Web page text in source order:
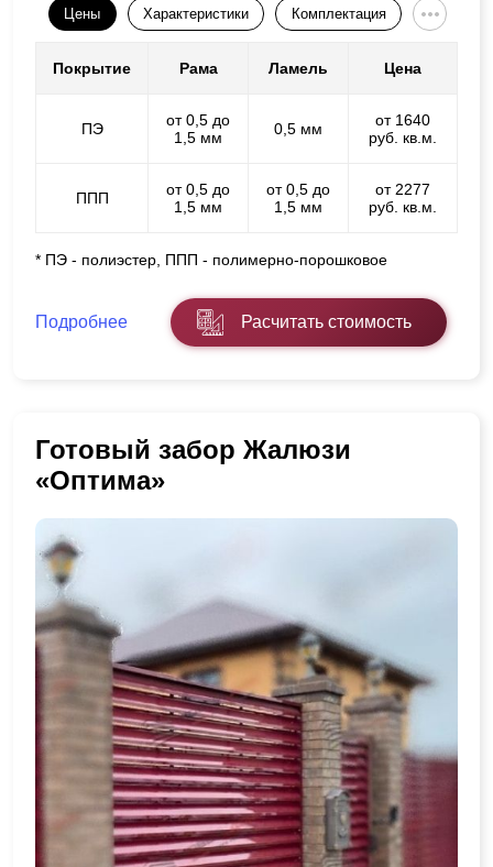
Цены Характеристики Комплектация
Покрытие Рама Ламель Цена
ПЭ
от 0,5 до
1,5 мм
0,5 мм
от 1640
руб. кв.м.
ППП
от 0,5 до
1,5 мм
от 0,5 до
1,5 мм
от 2277
руб. кв.м.
* ПЭ - полиэстер, ППП - полимерно-порошковое
Подробнее Расчитать стоимость
Готовый забор Жалюзи
«Оптима»